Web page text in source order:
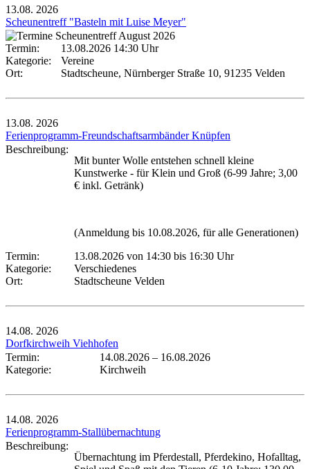
13.08. 2026
Scheunentreff "Basteln mit Luise Meyer"
Termin:
13.08.2026 14:30 Uhr
Kategorie:
Vereine
Ort:
Stadtscheune, Nürnberger Straße 10, 91235 Velden
13.08. 2026
Ferienprogramm-Freundschaftsarmbänder Knüpfen
Beschreibung:
Mit bunter Wolle entstehen schnell kleine
Kunstwerke - für Klein und Groß (6-99 Jahre; 3,00
€ inkl. Getränk)
(Anmeldung bis 10.08.2026, für alle Generationen)
Termin:
13.08.2026 von 14:30 bis 16:30 Uhr
Kategorie:
Verschiedenes
Ort:
Stadtscheune Velden
14.08. 2026
Dorfkirchweih Viehhofen
Termin:
14.08.2026 – 16.08.2026
Kategorie:
Kirchweih
14.08. 2026
Ferienprogramm-Stallübernachtung
Beschreibung:
Übernachtung im Pferdestall, Pferdekino, Hofalltag,